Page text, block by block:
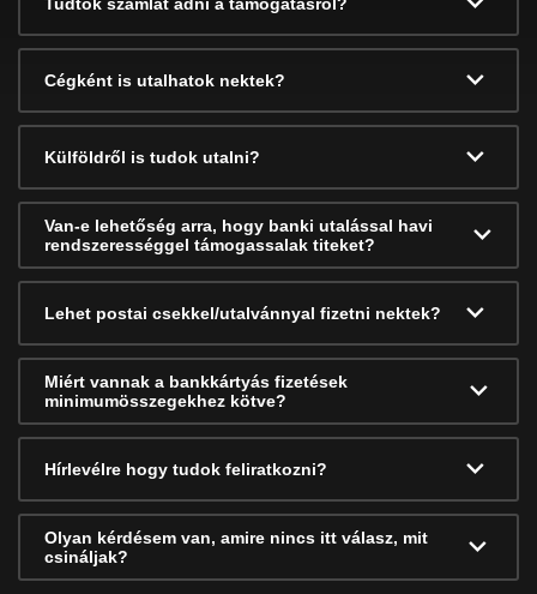
Cégként is utalhatok nektek?
Külföldről is tudok utalni?
Van-e lehetőség arra, hogy banki utalással havi
rendszerességgel támogassalak titeket?
Lehet postai csekkel/utalvánnyal fizetni nektek?
Miért vannak a bankkártyás fizetések
minimumösszegekhez kötve?
Hírlevélre hogy tudok feliratkozni?
Olyan kérdésem van, amire nincs itt válasz, mit
csináljak?